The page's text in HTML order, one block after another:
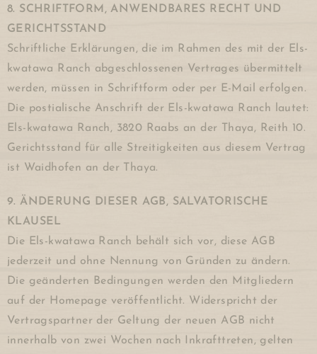
8. SCHRIFTFORM, ANWENDBARES RECHT UND
GERICHTSSTAND
Schriftliche Erklärungen, die im Rahmen des mit der Els-
kwatawa Ranch abgeschlossenen Vertrages übermittelt
werden, müssen in Schriftform oder per E-Mail erfolgen.
Die postialische Anschrift der Els-kwatawa Ranch lautet:
Els-kwatawa Ranch, 3820 Raabs an der Thaya, Reith 10.
Gerichtsstand für alle Streitigkeiten aus diesem Vertrag
ist Waidhofen an der Thaya.
9. ÄNDERUNG DIESER AGB, SALVATORISCHE
KLAUSEL
Die Els-kwatawa Ranch behält sich vor, diese AGB
jederzeit und ohne Nennung von Gründen zu ändern.
Die geänderten Bedingungen werden den Mitgliedern
auf der Homepage veröffentlicht. Widerspricht der
Vertragspartner der Geltung der neuen AGB nicht
innerhalb von zwei Wochen nach Inkrafttreten, gelten